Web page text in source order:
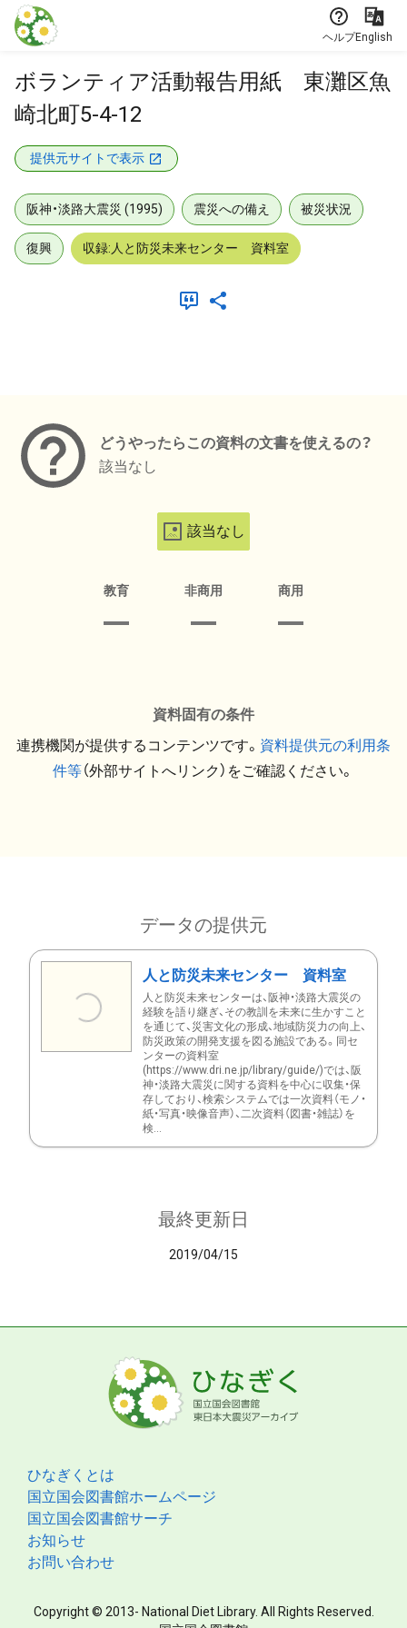
本文に飛ぶ
ヘルプEnglish
ボランティア活動報告用紙 東灘区魚
崎北町5-4-12
提供元サイトで表示
阪神・淡路大震災 (1995) 震災への備え 被災状況
復興 収録:人と防災未来センター 資料室
どうやったらこの資料の文書を使えるの？
該当なし
該当なし
教育 非商用 商用
資料固有の条件
連携機関が提供するコンテンツです。 資料提供元の利用条
件等（外部サイトへリンク）をご確認ください。
データの提供元
人と防災未来センター 資料室
人と防災未来センターは、阪神・淡路大震災の
経験を語り継ぎ、その教訓を未来に生かすこと
を通じて、災害文化の形成、地域防災力の向上、
防災政策の開発支援を図る施設である。同セ
ンターの資料室
(https://www.dri.ne.jp/library/guide/)では、阪
神・淡路大震災に関する資料を中心に収集・保
存しており、検索システムでは一次資料（モノ・
紙・写真・映像音声）、二次資料（図書・雑誌）を
検...
最終更新日
2019/04/15
ひなぎくとは
国立国会図書館ホームページ
国立国会図書館サーチ
お知らせ
お問い合わせ
Copyright © 2013- National Diet Library. All Rights Reserved.